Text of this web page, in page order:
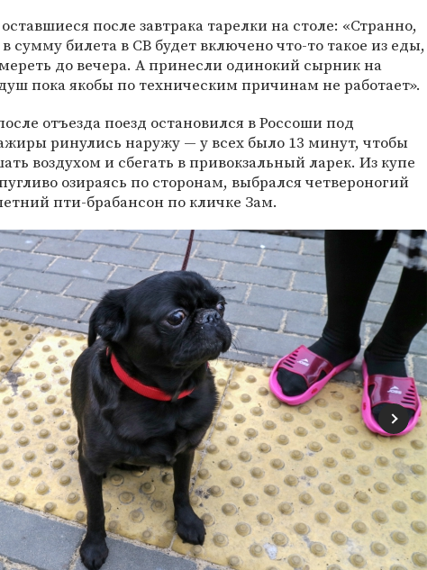
после завтрака тарелки на столе: «Странно,
сумму билета в СВ будет включено что-то такое из еды,
до вечера. А принесли одинокий сырник на
пока якобы по техническим причинам не работает».
отъезда поезд остановился в Россоши под
ринулись наружу — у всех было 13 минут, чтобы
воздухом и сбегать в привокзальный ларек. Из купе
озираясь по сторонам, выбрался четвероногий
пти-брабансон по кличке Зам.